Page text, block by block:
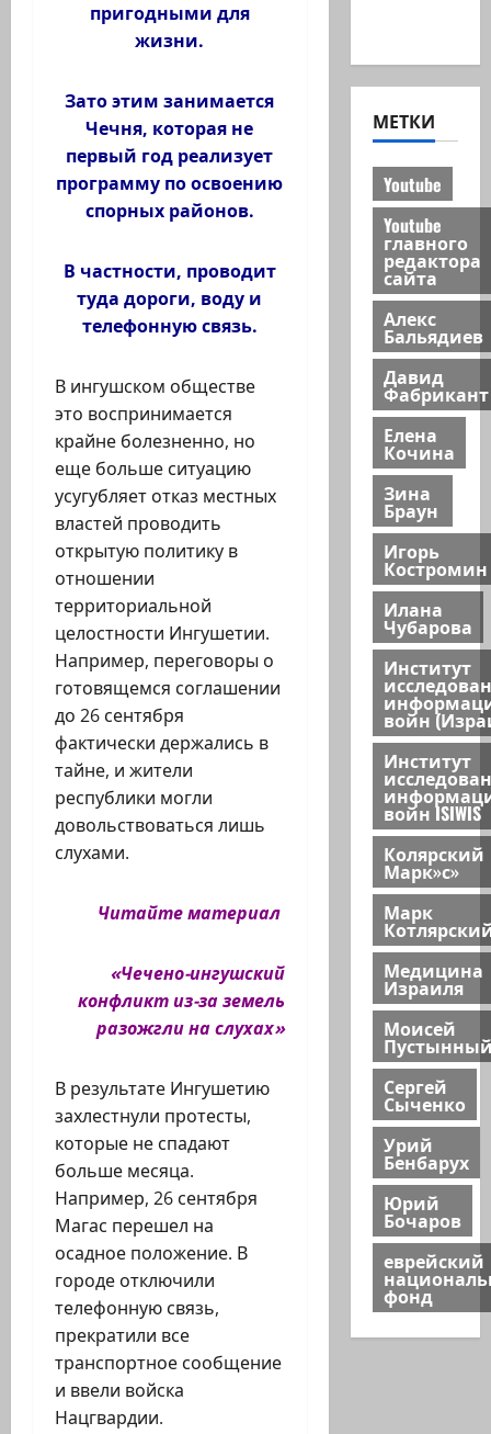
пригодными для
жизни.
Зато этим занимается
Чечня, которая не
первый год реализует
программу по освоению
спорных районов.
В частности, проводит
туда дороги, воду и
телефонную связь.
В ингушском обществе
это воспринимается
крайне болезненно, но
еще больше ситуацию
усугубляет отказ местных
властей проводить
открытую политику в
отношении
территориальной
целостности Ингушетии.
Например, переговоры о
готовящемся соглашении
до 26 сентября
фактически держались в
тайне, и жители
республики могли
довольствоваться лишь
слухами.
Читайте материал
«Чечено-ингушский
конфликт из-за земель
разожгли на слухах»
В результате Ингушетию
захлестнули протесты,
которые не спадают
больше месяца.
Например, 26 сентября
Магас перешел на
осадное положение. В
городе отключили
телефонную связь,
прекратили все
транспортное сообщение
и ввели войска
Нацгвардии.
МЕТКИ
Youtube
Youtube
главного
редактора
сайта
Алекс
Бальядиев
Давид
Фабрикант
Елена
Кочина
Зина
Браун
Игорь
Костромин
Илана
Чубарова
Институт
войн
Институт
войн ISIWIS
Колярский
Марк»с»
Марк
Медицина
Израиля
Моисей
Сергей
Сыченко
Урий
Бенбарух
Юрий
Бочаров
еврейский
фонд